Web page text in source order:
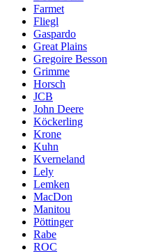
Farmet
Fliegl
Gaspardo
Great Plains
Gregoire Besson
Grimme
Horsch
JCB
John Deere
Köckerling
Krone
Kuhn
Kverneland
Lely
Lemken
MacDon
Manitou
Pöttinger
Rabe
ROC